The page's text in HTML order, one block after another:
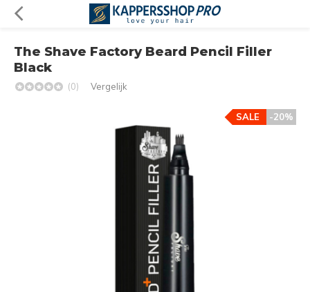
The Shave Factory Beard Pencil Filler
Black
(0) Vergelijk
-20%
SALE